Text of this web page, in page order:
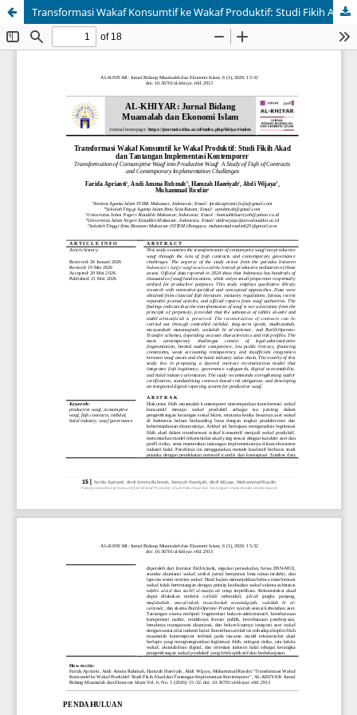
Transformasi Wakaf Konsumtif ke Wakaf Produktif: Studi Fikih Akad dan Tantangan Implementasi Kontemporer